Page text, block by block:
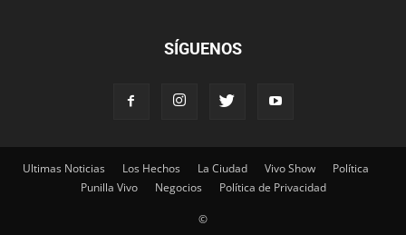
SÍGUENOS
Ultimas Noticias Los Hechos La Ciudad Vivo Show
Política
Punilla Vivo
Negocios Política de Privacidad
©